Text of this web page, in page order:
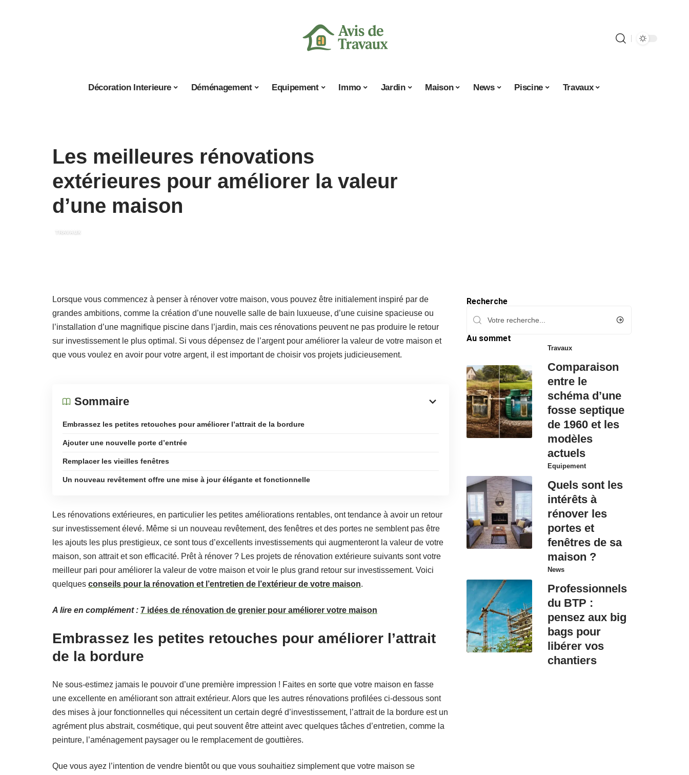
Décoration Interieure Déménagement Equipement Immo Jardin Maison News Piscine Travaux
Les meilleures rénovations
extérieures pour améliorer la valeur
d’une maison
TRAVAUX
Lorsque vous commencez à penser à rénover votre maison, vous pouvez être initialement inspiré par de
grandes ambitions, comme la création d’une nouvelle salle de bain luxueuse, d’une cuisine spacieuse ou
l’installation d’une magnifique piscine dans l’jardin, mais ces rénovations peuvent ne pas produire le retour
sur investissement le plus optimal. Si vous dépensez de l’argent pour améliorer la valeur de votre maison et
que vous voulez en avoir pour votre argent, il est important de choisir vos projets judicieusement.
Sommaire
Embrassez les petites retouches pour améliorer l’attrait de la bordure
Ajouter une nouvelle porte d’entrée
Remplacer les vieilles fenêtres
Un nouveau revêtement offre une mise à jour élégante et fonctionnelle
Les rénovations extérieures, en particulier les petites améliorations rentables, ont tendance à avoir un retour
sur investissement élevé. Même si un nouveau revêtement, des fenêtres et des portes ne semblent pas être
les ajouts les plus prestigieux, ce sont tous d’excellents investissements qui augmenteront la valeur de votre
maison, son attrait et son efficacité. Prêt à rénover ? Les projets de rénovation extérieure suivants sont votre
meilleur pari pour améliorer la valeur de votre maison et voir le plus grand retour sur investissement. Voici
quelques conseils pour la rénovation et l’entretien de l’extérieur de votre maison.
A lire en complément : 7 idées de rénovation de grenier pour améliorer votre maison
Embrassez les petites retouches pour améliorer l’attrait
de la bordure
Ne sous-estimez jamais le pouvoir d’une première impression ! Faites en sorte que votre maison en fasse
une excellente en améliorant son attrait extérieur. Alors que les autres rénovations profilées ci-dessous sont
des mises à jour fonctionnelles qui nécessitent un certain degré d’investissement, l’attrait de la bordure est un
agrément plus abstrait, cosmétique, qui peut souvent être atteint avec quelques tâches d’entretien, comme la
peinture, l’aménagement paysager ou le remplacement de gouttières.
Que vous ayez l’intention de vendre bientôt ou que vous souhaitiez simplement que votre maison se
Recherche
Au sommet
Travaux
Comparaison
entre le
schéma d’une
fosse septique
de 1960 et les
modèles
actuels
Equipement
Quels sont les
intérêts à
rénover les
portes et
fenêtres de sa
maison ?
News
Professionnels
du BTP :
pensez aux big
bags pour
libérer vos
chantiers